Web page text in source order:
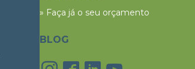
» Faça já o seu orçamento
BLOG